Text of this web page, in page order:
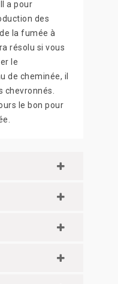
a pour
des
la fumée à
résolu si vous
le
de cheminée, il
chevronnés.
le bon pour